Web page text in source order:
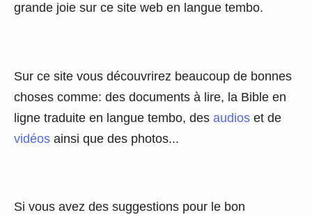
grande joie sur ce site web en langue tembo.
Sur ce site vous découvrirez beaucoup de bonnes
choses comme: des documents à lire, la Bible en
ligne traduite en langue tembo, des audios et de
vidéos ainsi que des photos...
Si vous avez des suggestions pour le bon